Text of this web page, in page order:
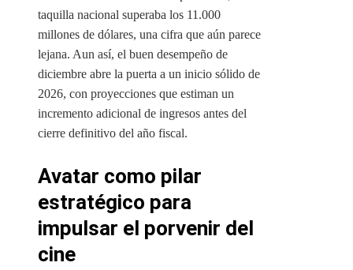
taquilla nacional superaba los 11.000
millones de dólares, una cifra que aún parece
lejana. Aun así, el buen desempeño de
diciembre abre la puerta a un inicio sólido de
2026, con proyecciones que estiman un
incremento adicional de ingresos antes del
cierre definitivo del año fiscal.
Avatar como pilar
estratégico para
impulsar el porvenir del
cine